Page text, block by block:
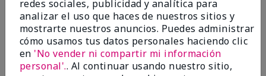
99%
de los encuestados recomendaría a un amigo.
5 estrellas 287
redes sociales, publicidad y analítica para
analizar el uso que haces de nuestros sitios y
mostrarte nuestros anuncios. Puedes administrar
cómo usamos tus datos personales haciendo clic
en 'No vender ni compartir mi información
personal'.. Al continuar usando nuestro sitio,